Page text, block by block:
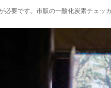
要です。市販の一酸化炭素チェッ